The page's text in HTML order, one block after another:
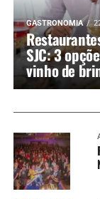
GASTRONOMIA
SJC: 3
vinho de